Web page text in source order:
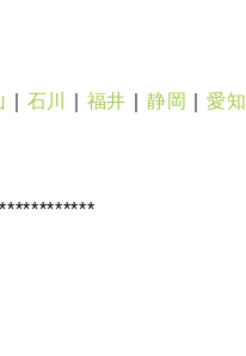
石川 福井 静岡 愛知
************